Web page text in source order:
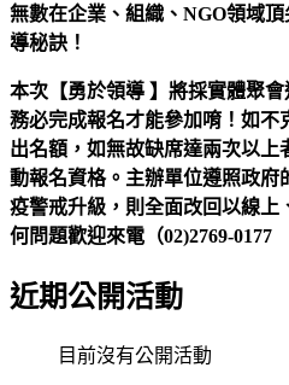
無數在企業、組織、NGO領域
導秘訣！
本次【勇於領導 】將採實體聚
務必完成報名才能參加唷！ 如不
出名額，如無故缺席達兩次以
動報名資格。 主辦單位遵照政府
疫警戒升級，則全面改回以線上
何問題歡迎來電（02)2769-0177
近期公開活動
目前沒有公開活動